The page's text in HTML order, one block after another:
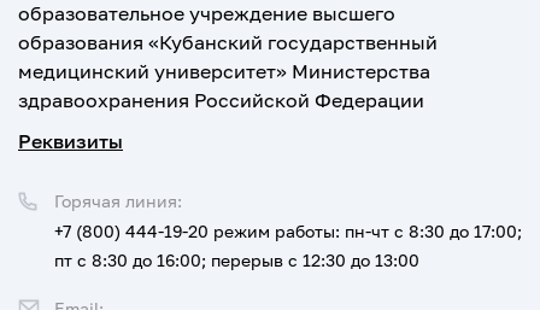
образовательное учреждение высшего
образования «Кубанский государственный
медицинский университет» Министерства
здравоохранения Российской Федерации
Реквизиты
Горячая линия:
+7 (800) 444-19-20 режим работы: пн-чт с 8:30 до 17:00;
пт с 8:30 до 16:00; перерыв с 12:30 до 13:00